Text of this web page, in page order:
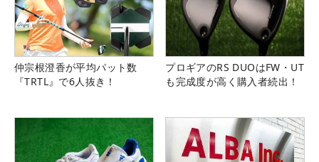
仲宗根澄香が平均パット数
『TRTL』で6人抜き！
プロギアのRS DUOはFW・UT
も完成度が高く購入者続出！